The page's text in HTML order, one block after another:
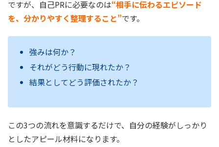
ですが、自己PRに必要なのは“相手に伝わるエピソード
を、分かりやすく整理すること”です。
強みは何か？
それがどう行動に現れたか？
結果としてどう評価されたか？
この3つの流れを意識するだけで、自分の経験がしっかり
としたアピール材料になります。